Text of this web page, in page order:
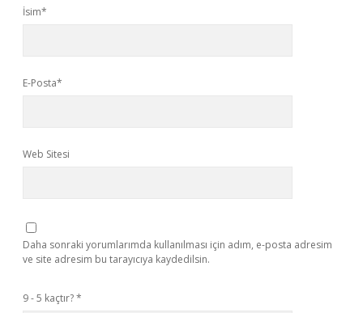
İsim*
E-Posta*
Web Sitesi
Daha sonraki yorumlarımda kullanılması için adım, e-posta adresim
ve site adresim bu tarayıcıya kaydedilsin.
9 - 5 kaçtır?*